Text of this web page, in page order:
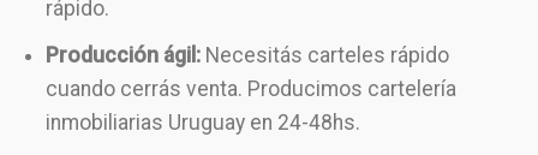
rápido.
Producción ágil: Necesitás carteles rápido
cuando cerrás venta. Producimos cartelería
inmobiliarias Uruguay en 24-48hs.